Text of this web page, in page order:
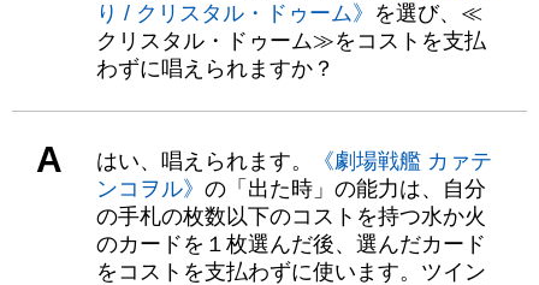
り / クリスタル・ドゥーム》 を選び、≪
クリスタル・ドゥーム≫をコストを支払
わずに唱えられますか？
A はい、唱えられます。
《劇場戦艦 カァテ
ンコヲル》 の「出た時」の能力は、自分
の手札の枚数以下のコストを持つ水か火
のカードを１枚選んだ後、選んだカード
をコストを支払わずに使います。ツイン